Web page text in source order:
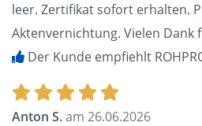
leer. Zertifikat sofort erhalten.
Aktenvernichtung. Vielen Dank
Der Kunde empfiehlt
Anton S.am 26.06.2026